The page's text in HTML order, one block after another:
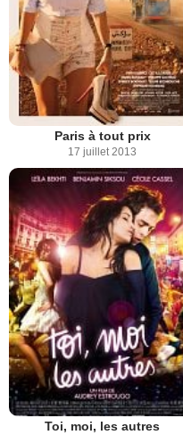
Paris à tout prix
17 juillet 2013
Toi, moi, les autres